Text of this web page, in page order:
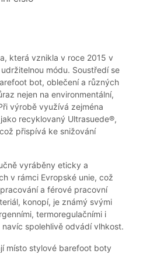
která vznikla v roce 2015 v
módu. Soustředí se
bot, oblečení a různých
nejen na environmentální,
výrobě využívá zejména
recyklovaný Ultrasuede®,
přispívá ke snižování
vyráběny eticky a
v rámci Evropské unie, což
a férové pracovní
konopí, je známý svými
termoregulačními i
spolehlivě odvádí vlhkost.
místo stylové barefoot boty